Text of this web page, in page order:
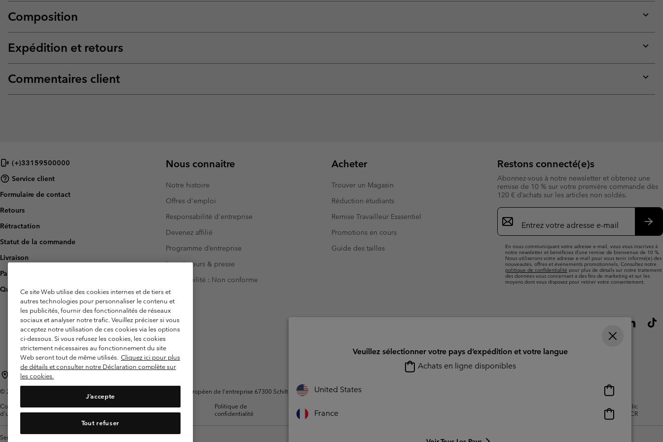
Composition
or
Expédition et retours
or
Commentaires client
or
(+)33159500000
Service client
Formulaire de contact
Retours
Rétractation
Statut de la commande
Livraison
Paiement
Questions fréquentes
Nous connaitre
Notre histoire
Offres d'emploi
Responsabilité d'entreprise
Devenez affilié
Programme d’entreprise
Investisseurs & presse
Accessibilité : Non conforme
Acheter
Trouver un Magasin
Réduction étudiants
Remise Travailleur Esssentiel
Promotions en cours
Guide des tailles
Restons connecté(e)s
Abonnez-vous à notre newsletter et obtenez une
remise de 10 % sur votre première commande dès
120 € d’achats sur les articles non soldés.
Inscription
par
e-
En nous communiquant votre adresse e-mail, vous vous inscrivez à
notre newsletter et bénéficiez d’une remise de bienvenue de 10 %.
Nous utiliserons votre adresse e-mail pour vous tenir informé(e) des
nouveautés, offres et événements promotionnels. Consultez notre
politique de confidentialité pour plus de détails sur notre traitement
des données vous concernant à des fins de marketing et sur les
moyens dont vous disposez pour retirer votre consentement.
France
©2026
Columbia Sportswear Europe SAS. 5 Rue de la Haye, Espace Européen de l'entreprise 67300 Schiltigheim, France. Tous droits réservés.
Conditions
d'utilisation
Conditions Générales de
Vente
Garanties
Légales
Politique de
confidentialité
Membres
Cookies
Public
CBCR
Service client: Lun - Sam de 9h à 13h et de 14h à 18h
Ce site Web utilise des cookies internes et de tiers et
autres technologies pour personnaliser le contenu et
les publicités, fournir des fonctionnalités de réseaux
sociaux et analyser notre trafic. Veuillez préciser si vous
acceptez notre utilisation de ces cookies via les options
ci-dessous. Si vous refusez les cookies, les cookies
strictement nécessaires au fonctionnement du site
Web seront tout de même utilisés. Cliquez ici pour plus
de détails et consulter notre Déclaration complète sur
les cookies.
J’accepte
Tout refuser
Veuillez sélectionner votre pays d’expédition et votre langue
Achats en ligne disponibles
United States
Achats
en
ligne
disponibles
France
Achats
en